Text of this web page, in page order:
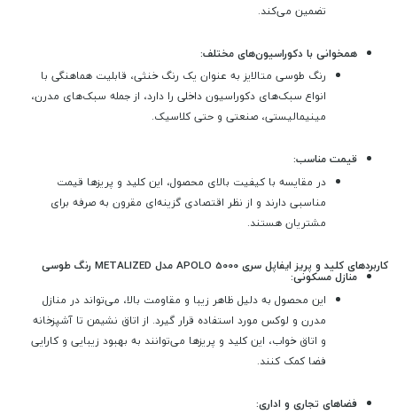
تضمین می‌کند.
همخوانی با دکوراسیون‌های مختلف:
رنگ طوسی متالایز به عنوان یک رنگ خنثی، قابلیت هماهنگی با
انواع سبک‌های دکوراسیون داخلی را دارد، از جمله سبک‌های مدرن،
مینیمالیستی، صنعتی و حتی کلاسیک.
قیمت مناسب:
در مقایسه با کیفیت بالای محصول، این کلید و پریزها قیمت
مناسبی دارند و از نظر اقتصادی گزینه‌ای مقرون به صرفه برای
مشتریان هستند.
کاربردهای کلید و پریز ایفاپل سری APOLO 5000 مدل METALIZED رنگ طوسی
منازل مسکونی:
این محصول به دلیل ظاهر زیبا و مقاومت بالا، می‌تواند در منازل
مدرن و لوکس مورد استفاده قرار گیرد. از اتاق نشیمن تا آشپزخانه
و اتاق خواب، این کلید و پریزها می‌توانند به بهبود زیبایی و کارایی
فضا کمک کنند.
فضاهای تجاری و اداری: